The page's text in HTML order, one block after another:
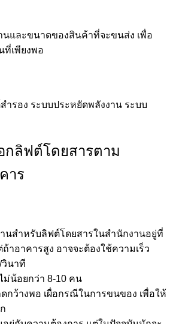
และขนาดของสินค้าที่จะขนส่ง เพื่อ
ที่เพียงพอ
ำรอง ระบบประหยัดพลังงาน ระบบ
กลิฟต์โดยสารตาม
าร
นสำหรับลิฟต์โดยสารในสำนักงานอยู่ที่
าอาคารสูง อาจจะต้องใช้ความเร็ว
วินาที
ม่น้อยกว่า 8-10 คน
กว้างพอ เผื่อกรณีในการขนของ เพื่อให้